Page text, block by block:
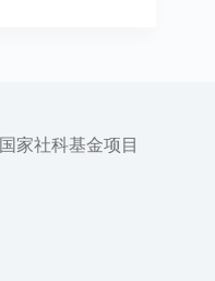
国家社科基金项目